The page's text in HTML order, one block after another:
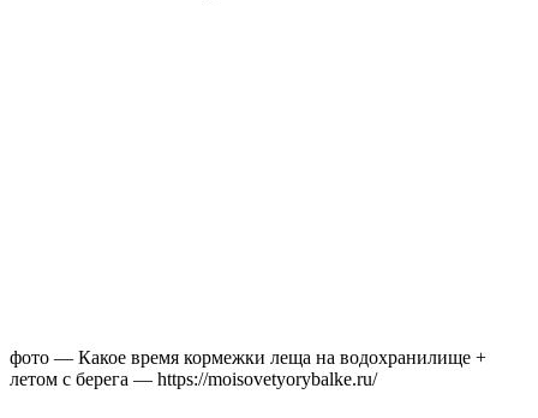
фото — Какое время кормежки леща на водохранилище +
летом с берега — https://moisovetyorybalke.ru/